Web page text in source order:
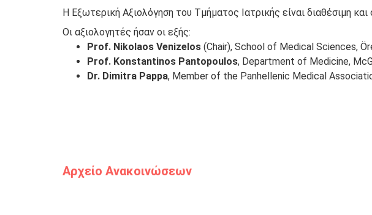
Η Εξωτερική Αξιολόγηση του Τμήματος Ιατρικής είναι διαθέσιμη
Οι αξιολογητές ήσαν οι εξής:
Prof. Nikolaos Venizelos (Chair), School of Medical Sciences,
Prof. Konstantinos Pantopoulos, Department of Medicine,
Dr. Dimitra Pappa, Member of the Panhellenic Medical
Αρχείο Ανακοινώσεων